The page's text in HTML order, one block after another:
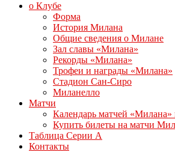
о Клубе
Форма
История Милана
Общие сведения о Милане
Зал славы «Милана»
Рекорды «Милана»
Трофеи и награды «Милана»
Стадион Сан-Сиро
Миланелло
Матчи
Календарь матчей «Милана»
Купить билеты на матчи
Таблица Серии А
Контакты